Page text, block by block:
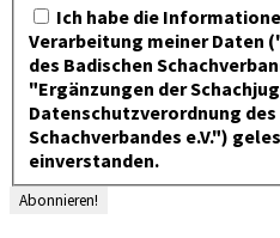
Ich habe die
Verarbeitung meiner Daten
des Badischen
"Ergänzungen der
Datenschutzverordnung des
Schachverbandes e.V.")
einverstanden.